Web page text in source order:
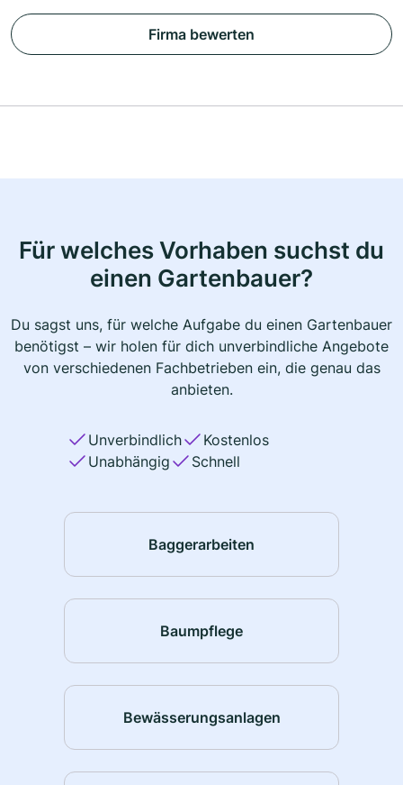
Firma bewerten
Für welches Vorhaben suchst du
einen Gartenbauer?
Du sagst uns, für welche Aufgabe du einen Gartenbauer
benötigst – wir holen für dich unverbindliche Angebote
von verschiedenen Fachbetrieben ein, die genau das
anbieten.
Unverbindlich
Kostenlos
Unabhängig
Schnell
Baggerarbeiten
Baumpflege
Bewässerungsanlagen